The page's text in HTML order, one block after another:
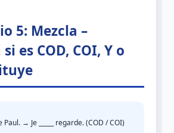
5: Mezcla –
es COD, COI, Y o
Paul. → Je _____ regarde. (COD / COI)